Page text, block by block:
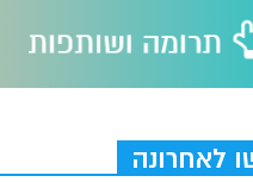
לאחרונה